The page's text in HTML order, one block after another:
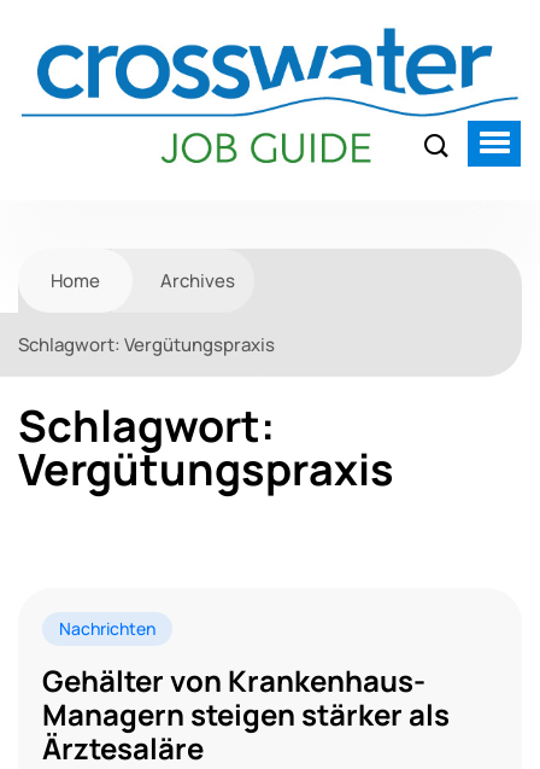
Home Archives
Schlagwort: Vergütungspraxis
Schlagwort:
Vergütungspraxis
Nachrichten
Gehälter von Krankenhaus-
Managern steigen stärker als
Ärztesaläre